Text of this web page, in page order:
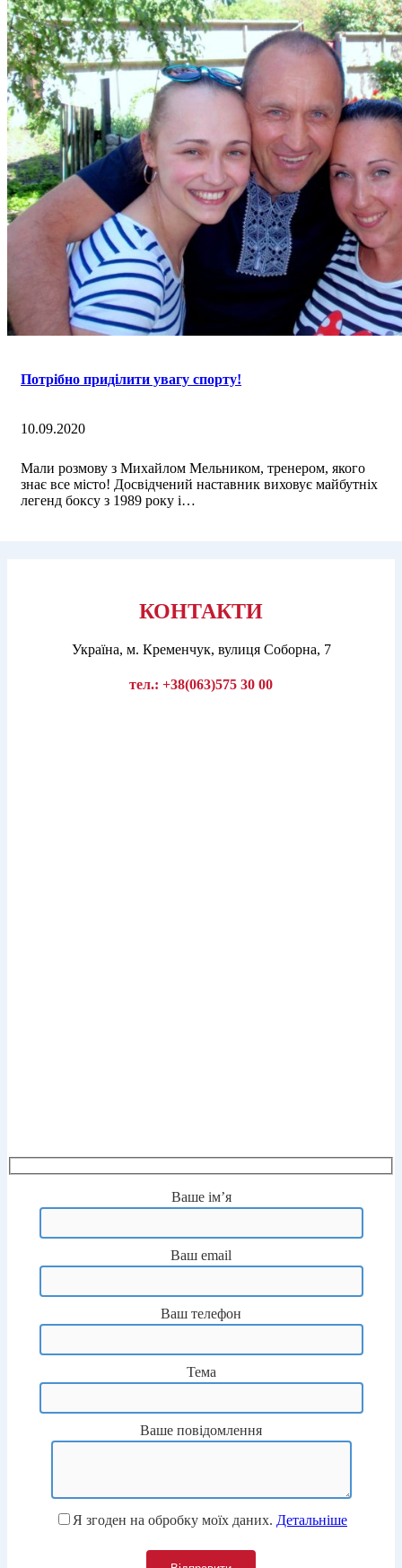
Потрібно приділити увагу спорту!
10.09.2020
Мали розмову з Михайлом Мельником, тренером, якого
знає все місто! Досвідчений наставник виховує майбутніх
легенд боксу з 1989 року і…
КОНТАКТИ
Україна, м. Кременчук, вулиця Соборна, 7
тел.: +38(063)575 30 00
Ваше ім’я
Ваш email
Ваш телефон
Тема
Ваше повідомлення
Я згоден на обробку моїх даних. Детальніше